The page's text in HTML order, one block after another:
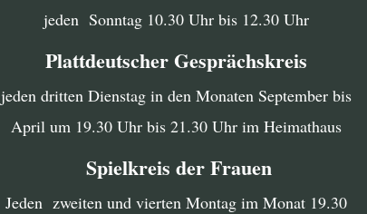
jeden Sonntag 10.30 Uhr bis 12.30 Uhr
Plattdeutscher Gesprächskreis
jeden dritten Dienstag in den Monaten September bis
April um 19.30 Uhr bis 21.30 Uhr im Heimathaus
Spielkreis der Frauen
Jeden zweiten und vierten Montag im Monat 19.30